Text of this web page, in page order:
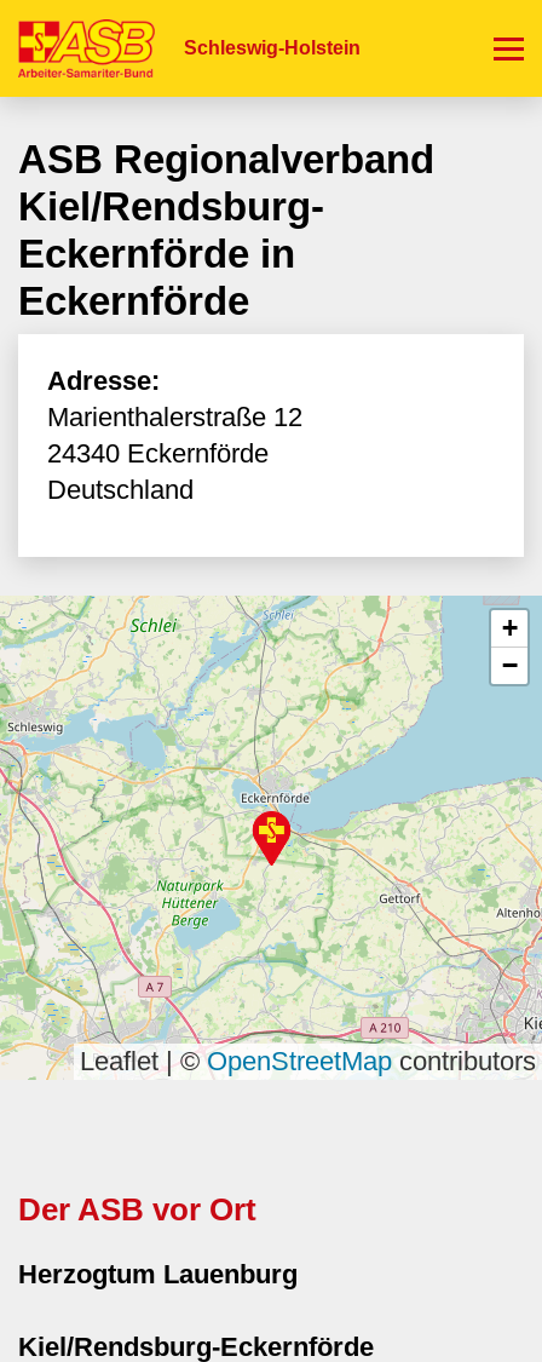
zum
Schleswig-Holstein
ASB Regionalverband
Kiel/Rendsburg-
Eckernförde in
Eckernförde
Adresse:
Marienthalerstraße 12
24340 Eckernförde
Deutschland
+
−
Leaflet | ©OpenStreetMapcontributors
Der ASB vor Ort
Herzogtum Lauenburg
Kiel/Rendsburg-Eckernförde